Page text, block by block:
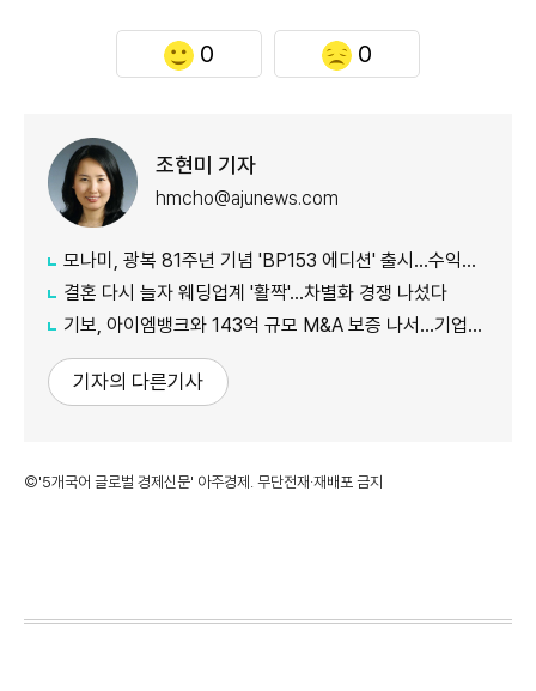
0 0
조현미 기자
hmcho@ajunews.com
모나미, 광복 81주년 기념 'BP153 에디션' 출시…수익금 전액 기부
결혼 다시 늘자 웨딩업계 '활짝'…차별화 경쟁 나섰다
기보, 아이엠뱅크와 143억 규모 M&A 보증 나서…기업승계 지원
기자의 다른기사
©'5개국어 글로벌 경제신문' 아주경제. 무단전재·재배포 금지